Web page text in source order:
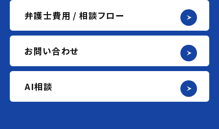
弁護士費用 / 相談フロー
お問い合わせ
AI相談